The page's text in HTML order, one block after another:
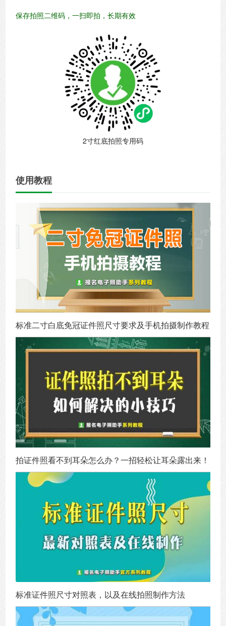
保存拍照二维码，一扫即拍，长期有效
2寸红底拍照专用码
使用教程
标准二寸白底免冠证件照尺寸要求及手机拍摄制作教程
拍证件照看不到耳朵怎么办？一招轻松让耳朵露出来！
标准证件照尺寸对照表，以及在线拍照制作方法